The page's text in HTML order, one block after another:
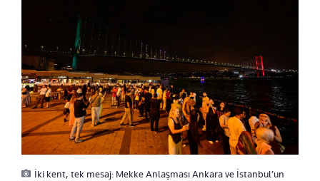
İki kent, tek mesaj: Mekke Anlaşması Ankara ve İstanbul’un